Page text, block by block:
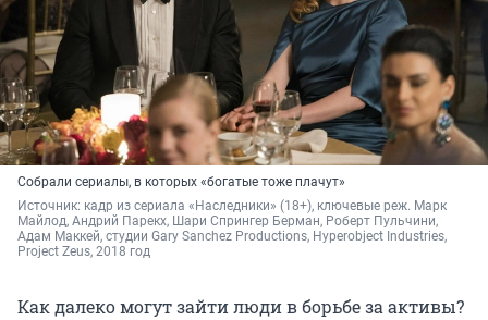
Собрали сериалы, в которых «богатые тоже плачут»
Источник: кадр из сериала «Наследники» (18+), ключевые реж. Марк
Майлод, Андрий Парекх, Шари Спрингер Берман, Роберт Пульчини,
Адам Маккей, студии Gary Sanchez Productions, Hyperobject Industries,
Project Zeus, 2018 год
Как далеко могут зайти люди в борьбе за активы?